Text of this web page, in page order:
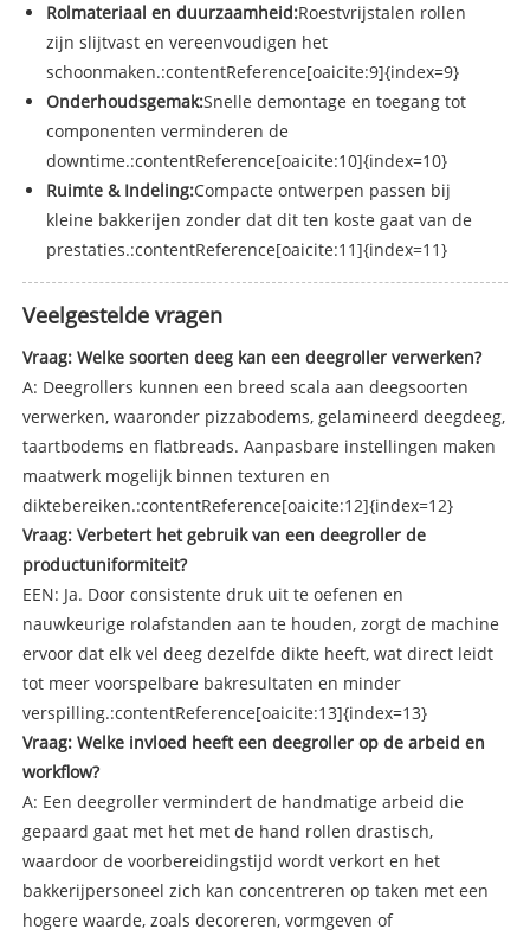
Rolmateriaal en duurzaamheid:Roestvrijstalen rollen
zijn slijtvast en vereenvoudigen het
schoonmaken.:contentReference[oaicite:9]{index=9}
Onderhoudsgemak:Snelle demontage en toegang tot
componenten verminderen de
downtime.:contentReference[oaicite:10]{index=10}
Ruimte & Indeling:Compacte ontwerpen passen bij
kleine bakkerijen zonder dat dit ten koste gaat van de
prestaties.:contentReference[oaicite:11]{index=11}
Veelgestelde vragen
Vraag: Welke soorten deeg kan een deegroller verwerken?
A: Deegrollers kunnen een breed scala aan deegsoorten
verwerken, waaronder pizzabodems, gelamineerd deegdeeg,
taartbodems en flatbreads. Aanpasbare instellingen maken
maatwerk mogelijk binnen texturen en
diktebereiken.:contentReference[oaicite:12]{index=12}
Vraag: Verbetert het gebruik van een deegroller de
productuniformiteit?
EEN: Ja. Door consistente druk uit te oefenen en
nauwkeurige rolafstanden aan te houden, zorgt de machine
ervoor dat elk vel deeg dezelfde dikte heeft, wat direct leidt
tot meer voorspelbare bakresultaten en minder
verspilling.:contentReference[oaicite:13]{index=13}
Vraag: Welke invloed heeft een deegroller op de arbeid en
workflow?
A: Een deegroller vermindert de handmatige arbeid die
gepaard gaat met het met de hand rollen drastisch,
waardoor de voorbereidingstijd wordt verkort en het
bakkerijpersoneel zich kan concentreren op taken met een
hogere waarde, zoals decoreren, vormgeven of